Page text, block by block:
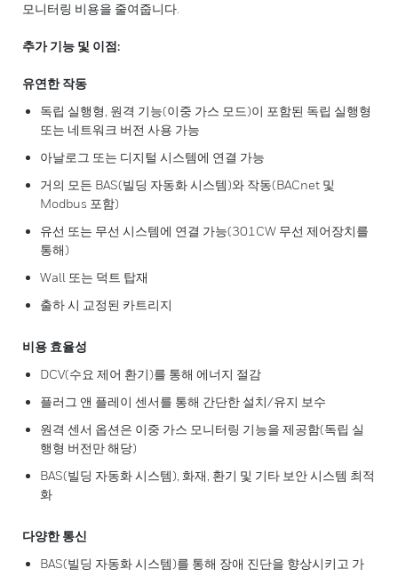
모니터링 비용을 줄여줍니다.
추가 기능 및 이점:
유연한 작동
독립 실행형, 원격 기능(이중 가스 모드)이 포함된 독립 실행형
또는 네트워크 버전 사용 가능
아날로그 또는 디지털 시스템에 연결 가능
거의 모든 BAS(빌딩 자동화 시스템)와 작동(BACnet 및
Modbus 포함)
유선 또는 무선 시스템에 연결 가능(301CW 무선 제어장치를
통해)
Wall 또는 덕트 탑재
출하 시 교정된 카트리지
비용 효율성
DCV(수요 제어 환기)를 통해 에너지 절감
플러그 앤 플레이 센서를 통해 간단한 설치/유지 보수
원격 센서 옵션은 이중 가스 모니터링 기능을 제공함(독립 실
행형 버전만 해당)
BAS(빌딩 자동화 시스템), 화재, 환기 및 기타 보안 시스템 최적
화
다양한 통신
BAS(빌딩 자동화 시스템)를 통해 장애 진단을 향상시키고 가